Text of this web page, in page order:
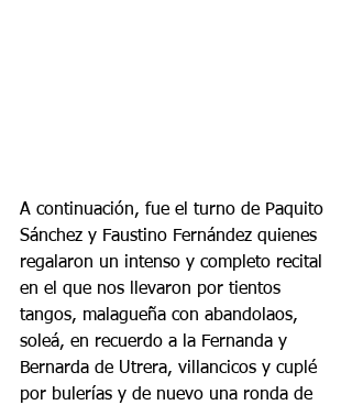
A continuación, fue el turno de Paquito
Sánchez y Faustino Fernández quienes
regalaron un intenso y completo recital
en el que nos llevaron por tientos
tangos, malagueña con abandolaos,
soleá, en recuerdo a la Fernanda y
Bernarda de Utrera, villancicos y cuplé
por bulerías y de nuevo una ronda de